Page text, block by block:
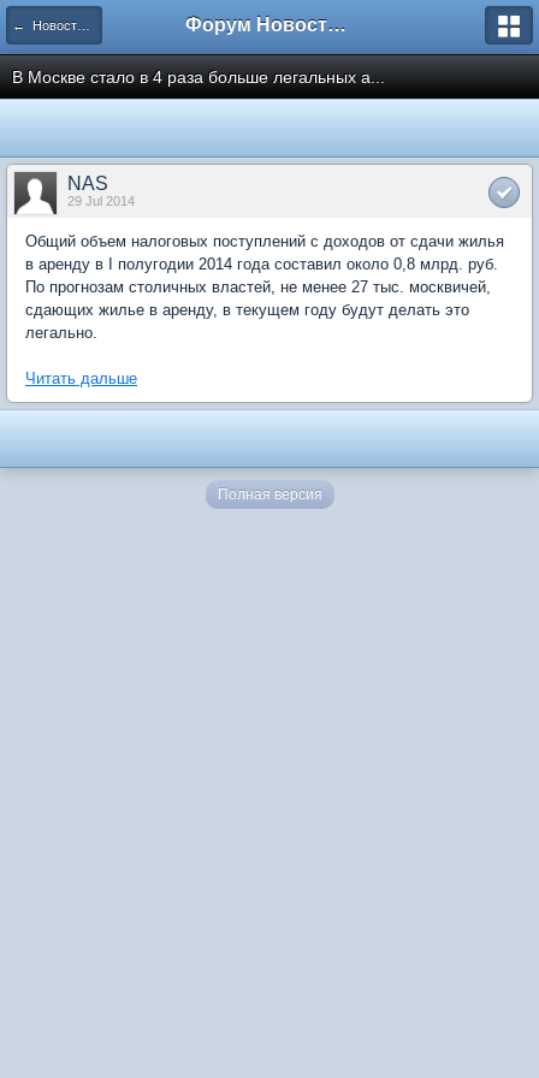
← Новости рынка недвижимости Форум Новостройки
В Москве стало в 4 раза больше легальных а...
NAS
29 Jul 2014
Общий объем налоговых поступлений с доходов от сдачи жилья
в аренду в I полугодии 2014 года составил около 0,8 млрд. руб.
По прогнозам столичных властей, не менее 27 тыс. москвичей,
сдающих жилье в аренду, в текущем году будут делать это
легально.
Читать дальше
Полная версия